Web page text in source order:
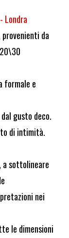
Londra
da
formale e
gusto deco.
di intimità.
a sottolineare
nei
le dimensioni